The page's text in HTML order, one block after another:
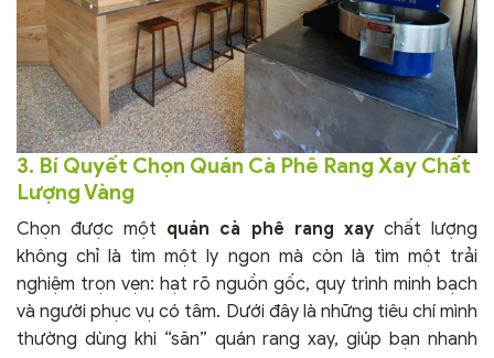
3. Bí Quyết Chọn Quán Cà Phê Rang Xay Chất
Lượng Vàng
Chọn được một quán cà phê rang xaychất lượng
không chỉ là tìm một ly ngon mà còn là tìm một trải
nghiệm trọn vẹn: hạt rõ nguồn gốc, quy trình minh bạch
và người phục vụ có tâm. Dưới đây là những tiêu chí mình
thường dùng khi “săn” quán rang xay, giúp bạn nhanh